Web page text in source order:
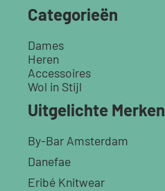
Categorieën
Dames
Heren
Accessoires
Wol in Stijl
Uitgelichte Merken
By-Bar Amsterdam
Danefae
Eribé Knitwear